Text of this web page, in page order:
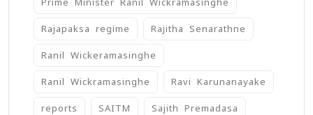
Rajapaksa regime Rajitha Senarathne
Ranil Wickeramasinghe
Ranil Wickramasinghe Ravi Karunanayake
reports SAITM Sajith Premadasa